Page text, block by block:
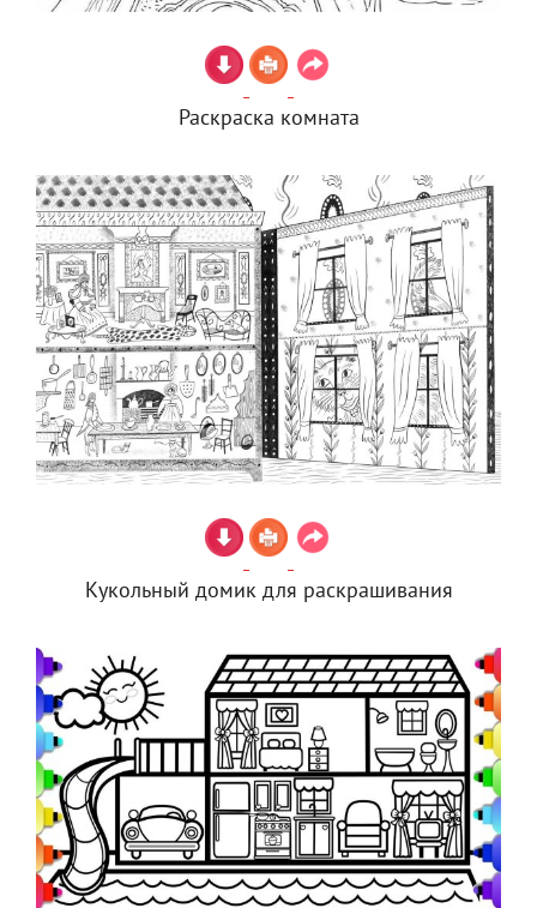
Раскраска комната
Кукольный домик для раскрашивания